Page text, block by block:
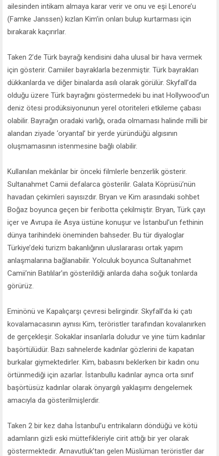
ailesinden intikam almaya karar verir ve onu ve eşi Lenore’u
(Famke Janssen) kızlan Kim’in onları bulup kurtarması için
bırakarak kaçırırlar.
Taken 2’de Türk bayrağı kendisini daha ulusal bir hava vermek
için gösterir. Camiiler bayraklarla bezenmiştir. Türk bayrakları
dükkanlarda ve diğer binalarda asılı olarak görülür. Skyfall’da
olduğu üzere Türk bayrağını göstermedeki bu inat Hollywood’un
deniz ötesi prodüksiyonunun yerel otoriteleri etkileme çabası
olabilir. Bayrağın oradaki varlığı, orada olmaması halinde milli bir
alandan ziyade ‘oryantal’ bir yerde yüründüğü algısının
oluşmamasının istenmesine bağlı olabilir.
Kullanılan mekânlar bir önceki filmlerle benzerlik gösterir.
Sultanahmet Camii defalarca gösterilir. Galata Köprüsü’nün
havadan çekimleri sayısızdır. Bryan ve Kim arasındaki sohbet
Boğaz boyunca geçen bir feribotta çekilmiştir. Bryan, Türk çayı
içer ve Avrupa ile Asya üstüne konuşur ve İstanbul’un fethinin
dünya tarihindeki öneminden bahseder. Bu tür diyaloglar
Türkiye’deki turizm bakanlığının uluslararası ortak yapım
anlaşmalarına bağlanabilir. Yolculuk boyunca Sultanahmet
Camii’nin Batılılar’ın gösterildiği anlarda daha soğuk tonlarda
görürüz.
Eminönü ve Kapalıçarşı çevresi belirgindir. Skyfall’da ki çatı
kovalamacasının aynısı Kim, teröristler tarafından kovalanırken
de gerçekleşir. Sokaklar insanlarla doludur ve yine tüm kadınlar
başörtülüdür. Bazı sahnelerde kadınlar gözlerini de kapatan
burkalar giymektedirler. Kim, babasını beklerken bir kadın onu
örtünmediği için azarlar. İstanbullu kadınlar ayrıca orta sınıf
başörtüsüz kadınlar olarak önyargılı yaklaşımı dengelemek
amacıyla da gösterilmişlerdir.
Taken 2 bir kez daha İstanbul’u entrikaların döndüğü ve kötü
adamların gizli eski müttefikleriyle cirit attığı bir yer olarak
göstermektedir. Arnavutluk’tan gelen Müslüman teröristler dar